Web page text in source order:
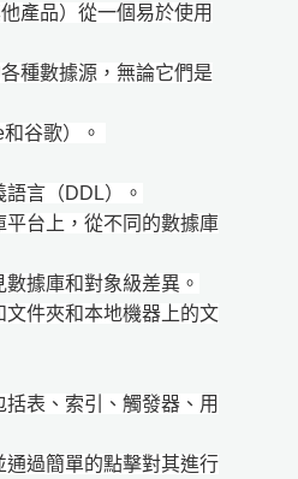
品）從一個易於使用
數據源，無論它們是
谷歌）。
言（DDL）。
台上，從不同的數據庫
據庫和對象級差異。
件夾和本地機器上的文
表、索引、觸發器、用
過簡單的點擊對其進行